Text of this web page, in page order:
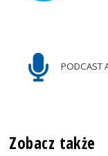
PODCAST
Zobacz także